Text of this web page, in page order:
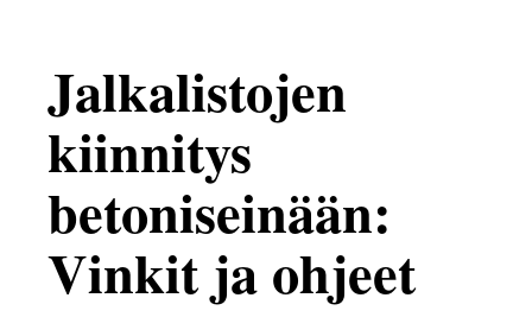
Jalkalistojen
kiinnitys
betoniseinään:
Vinkit ja ohjeet